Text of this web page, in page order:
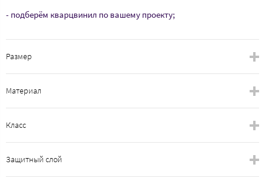
- подберём кварцвинил по вашему проекту;
Размер
Материал
Класс
Защитный слой